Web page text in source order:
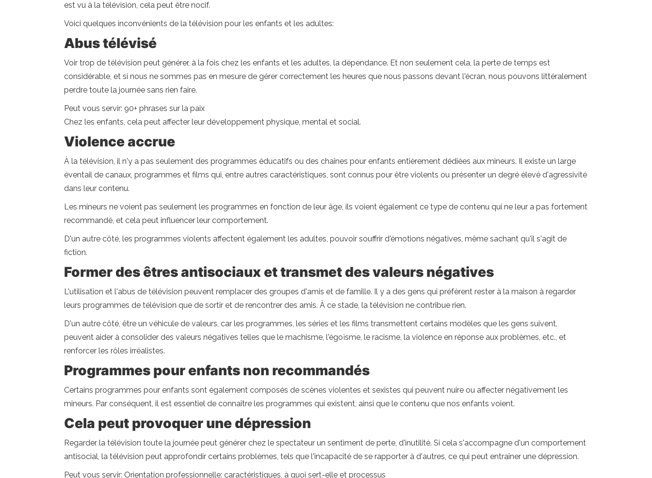
est vu à la télévision, cela peut être nocif.
Voici quelques inconvénients de la télévision pour les enfants et les adultes:
Abus télévisé
Voir trop de télévision peut générer, à la fois chez les enfants et les adultes, la dépendance. Et non seulement cela, la perte de temps est
considérable, et si nous ne sommes pas en mesure de gérer correctement les heures que nous passons devant l'écran, nous pouvons littéralement
perdre toute la journée sans rien faire.
Peut vous servir: 90+ phrases sur la paix
Chez les enfants, cela peut affecter leur développement physique, mental et social.
Violence accrue
À la télévision, il n'y a pas seulement des programmes éducatifs ou des chaînes pour enfants entièrement dédiées aux mineurs. Il existe un large
éventail de canaux, programmes et films qui, entre autres caractéristiques, sont connus pour être violents ou présenter un degré élevé d'agressivité
dans leur contenu.
Les mineurs ne voient pas seulement les programmes en fonction de leur âge, ils voient également ce type de contenu qui ne leur a pas fortement
recommandé, et cela peut influencer leur comportement.
D'un autre côté, les programmes violents affectent également les adultes, pouvoir souffrir d'émotions négatives, même sachant qu'il s'agit de
fiction.
Former des êtres antisociaux et transmet des valeurs négatives
L'utilisation et l'abus de télévision peuvent remplacer des groupes d'amis et de famille. Il y a des gens qui préfèrent rester à la maison à regarder
leurs programmes de télévision que de sortir et de rencontrer des amis. À ce stade, la télévision ne contribue rien.
D'un autre côté, être un véhicule de valeurs, car les programmes, les séries et les films transmettent certains modèles que les gens suivent,
peuvent aider à consolider des valeurs négatives telles que le machisme, l'égoïsme, le racisme, la violence en réponse aux problèmes, etc., et
renforcer les rôles irréalistes.
Programmes pour enfants non recommandés
Certains programmes pour enfants sont également composés de scènes violentes et sexistes qui peuvent nuire ou affecter négativement les
mineurs. Par conséquent, il est essentiel de connaître les programmes qui existent, ainsi que le contenu que nos enfants voient.
Cela peut provoquer une dépression
Regarder la télévision toute la journée peut générer chez le spectateur un sentiment de perte, d'inutilité. Si cela s'accompagne d'un comportement
antisocial, la télévision peut approfondir certains problèmes, tels que l'incapacité de se rapporter à d'autres, ce qui peut entraîner une dépression.
Peut vous servir: Orientation professionnelle: caractéristiques, à quoi sert-elle et processus